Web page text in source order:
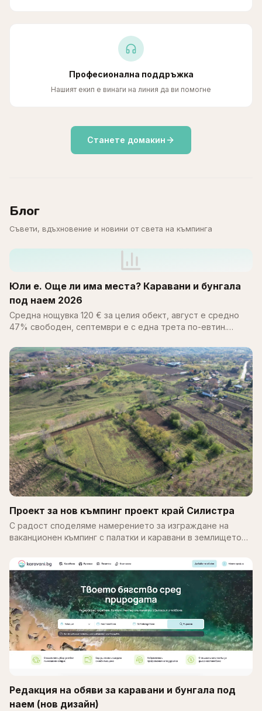
Професионална поддръжка
Нашият екип е винаги на линия да ви помогне
Станете домакин
Блог
Съвети, вдъхновение и новини от света на къмпинга
Юли е. Още ли има места? Каравани и бунгала
под наем 2026
Средна нощувка 120 € за целия обект, август е средно
47% свободен, септември е с една трета по-евтин.
по Черноморието 2026.
Проект за нов къмпинг проект край Силистра
С радост споделяме намерението за изграждане на
ваканционен къмпинг с палатки и каравани в землището
терен…
Редакция на обяви за каравани и бунгала под
наем (нов дизайн)